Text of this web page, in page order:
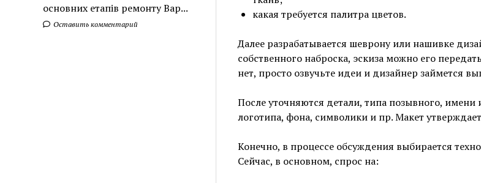
основних етапів ремонту Вар...
Оставить комментарий
какая требуется палитра цветов.
Далее разрабатывается шеврону или нашивке
собственного наброска, эскиза можно его
нет, просто озвучьте идеи и дизайнер займется
После уточняются детали, типа позывного,
логотипа, фона, символики и пр. Макет
Конечно, в процессе обсуждения выбирается
Сейчас, в основном, спрос на: